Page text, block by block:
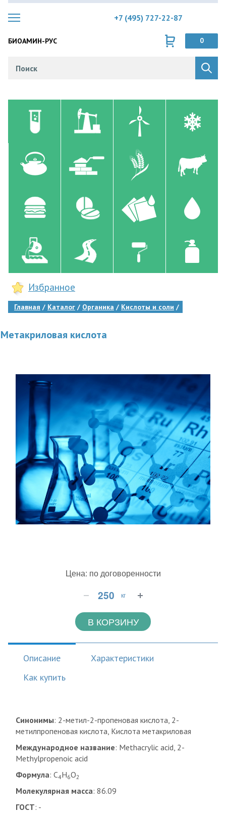
+7 (495) 727-22-87
БИОАМИН-РУС 0
Избранное
Главная Каталог Органика Кислоты и соли
Метакриловая кислота
Цена: по договоренности
кг
В КОРЗИНУ
Описание
Характеристики
Как купить
Синонимы: 2-метил-2-пропеновая кислота, 2-
метилпропеновая кислота, Кислота метакриловая
Международное название: Methacrylic acid, 2-
Methylpropenoic acid
Формула: C4H6O2
Молекулярная масса: 86.09
ГОСТ: -